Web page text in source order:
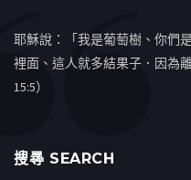
耶穌說：「我是葡萄樹、你們
裡面、這人就多結果子．因為
15:5）
搜㝷 SEARCH